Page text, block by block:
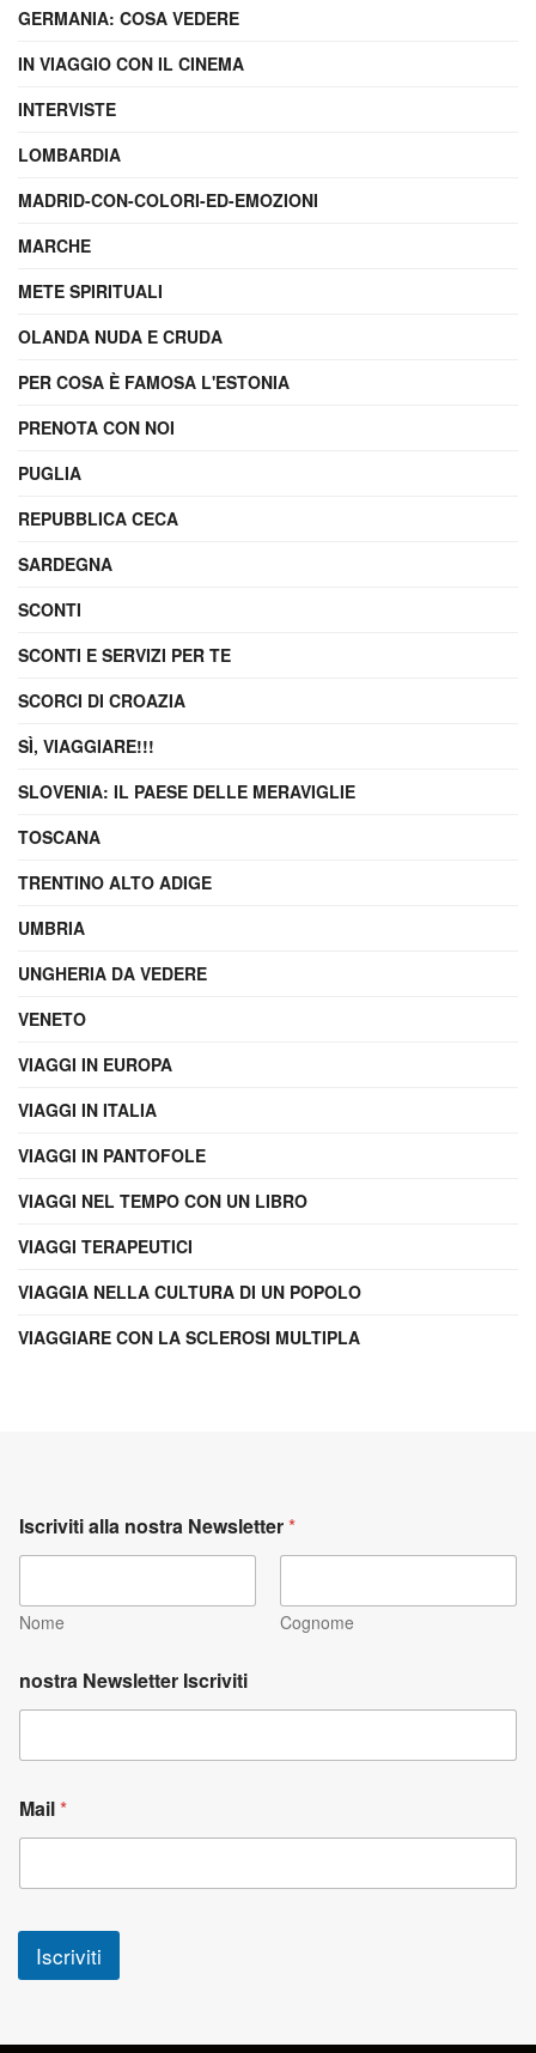
GERMANIA: COSA VEDERE
IN VIAGGIO CON IL CINEMA
INTERVISTE
LOMBARDIA
MADRID-CON-COLORI-ED-EMOZIONI
MARCHE
METE SPIRITUALI
OLANDA NUDA E CRUDA
PER COSA È FAMOSA L'ESTONIA
PRENOTA CON NOI
PUGLIA
REPUBBLICA CECA
SARDEGNA
SCONTI
SCONTI E SERVIZI PER TE
SCORCI DI CROAZIA
SÌ, VIAGGIARE!!!
SLOVENIA: IL PAESE DELLE MERAVIGLIE
TOSCANA
TRENTINO ALTO ADIGE
UMBRIA
UNGHERIA DA VEDERE
VENETO
VIAGGI IN EUROPA
VIAGGI IN ITALIA
VIAGGI IN PANTOFOLE
VIAGGI NEL TEMPO CON UN LIBRO
VIAGGI TERAPEUTICI
VIAGGIA NELLA CULTURA DI UN POPOLO
VIAGGIARE CON LA SCLEROSI MULTIPLA
Iscriviti alla nostra Newsletter*
Nome Cognome
nostra Newsletter Iscriviti
Mail*
Iscriviti